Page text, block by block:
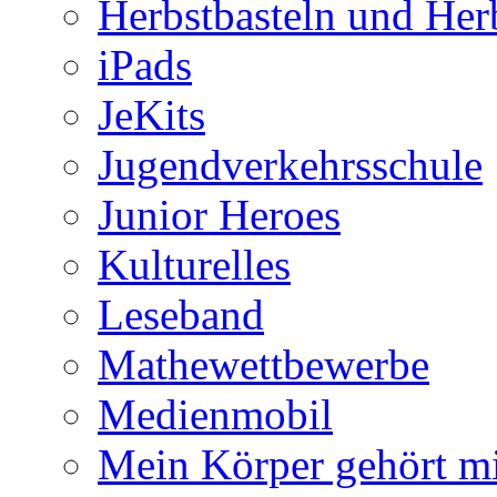
Herbstbasteln und
iPads
JeKits
Jugendverkehrsschule
Junior Heroes
Kulturelles
Leseband
Mathewettbewerbe
Medienmobil
Mein Körper gehört